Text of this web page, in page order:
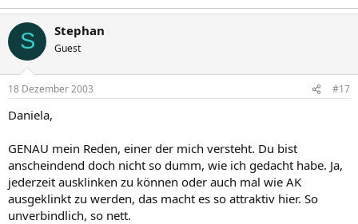
S Stephan
Guest
18 Dezember 2003 #17
Daniela,
GENAU mein Reden, einer der mich versteht. Du bist
anscheindend doch nicht so dumm, wie ich gedacht habe. Ja,
jederzeit ausklinken zu können oder auch mal wie AK
ausgeklinkt zu werden, das macht es so attraktiv hier. So
unverbindlich, so nett.